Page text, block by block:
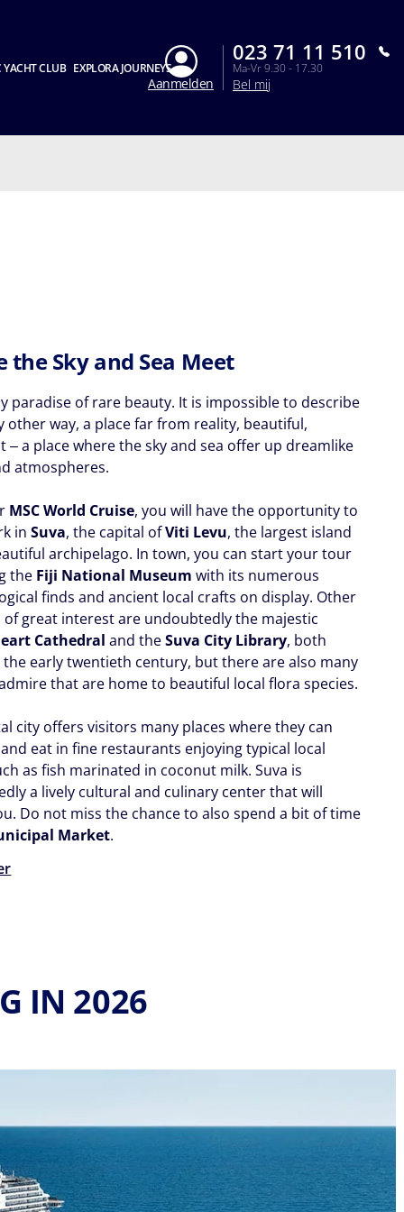
YACHT CLUB EXPLORA JOURNEYS
Aanmelden
023 71 11 510
Ma-Vr 9.30 - 17.30
Bel mij
the Sky and Sea Meet
paradise of rare beauty. It is impossible to describe
other way, a place far from reality, beautiful,
‒ a place where the sky and sea offer up dreamlike
atmospheres.
MSC World Cruise, you will have the opportunity to
inSuva, the capital ofViti Levu, the largest island
archipelago. In town, you can start your tour
the Fiji National Museum with its numerous
finds and ancient local crafts on display. Other
of great interest are undoubtedly the majestic
Cathedral and theSuva City Library, both
early twentieth century, but there are also many
that are home to beautiful local flora species.
city offers visitors many places where they can
eat in fine restaurants enjoying typical local
as fish marinated in coconut milk. Suva is
a lively cultural and culinary center that will
Do not miss the chance to also spend a bit of time
Market.
IN 2026